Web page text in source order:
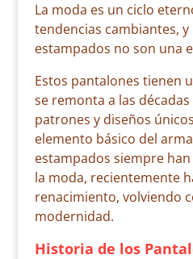
La moda es un ciclo
tendencias cambiantes,
estampados no son una
Estos pantalones tienen
se remonta a las
patrones y diseños
elemento básico del
estampados siempre
la moda, recientemente
renacimiento, volviendo
modernidad.
Historia de los